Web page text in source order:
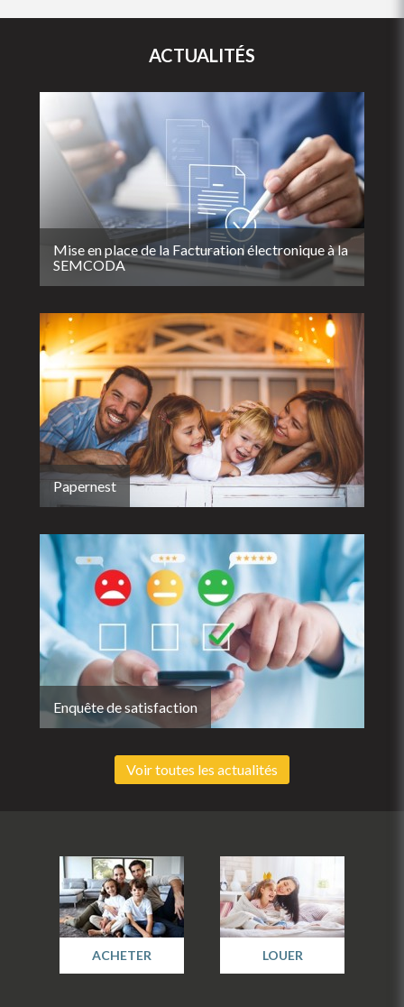
ACTUALITÉS
Mise en place de la Facturation électronique à la
SEMCODA
Papernest
Enquête de satisfaction
Voir toutes les actualités
ACHETER LOUER